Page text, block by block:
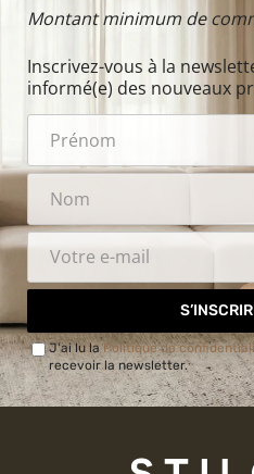
Montant minimum de
Inscrivez-vous à la
informé(e) des nouveaux
J'ai lu laPolitique de
recevoir la newsletter.